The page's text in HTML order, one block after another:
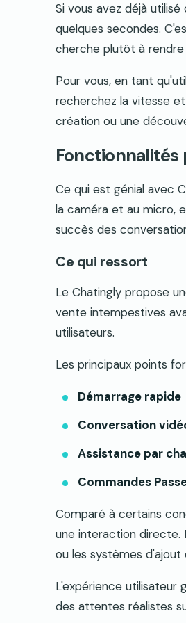
Si vous avez déjà
quelques secondes.
cherche plutôt à rendre
Pour vous, en tant
recherchez la vitesse
création ou une
Ce qui est génial avec
la caméra et au micro,
succès des
Ce qui ressort
Le Chatingly propose
vente intempestives
utilisateurs.
Les principaux points
Démarrage rapide
Conversation
Assistance par
Commandes
Comparé à certains
une interaction directe.
ou les systèmes d'ajout
L'expérience utilisateur
des attentes réalistes